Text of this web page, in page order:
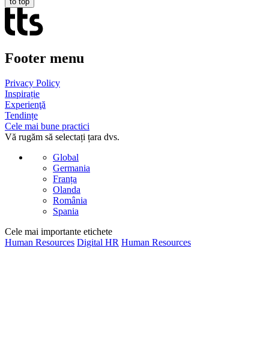
Footer menu
Privacy Policy
Inspirație
Experienţă
Tendințe
Cele mai bune practici
Vă rugăm să selectați țara dvs.
Global
Germania
Franța
Olanda
România
Spania
Cele mai importante etichete
Human Resources Digital HR Human Resources